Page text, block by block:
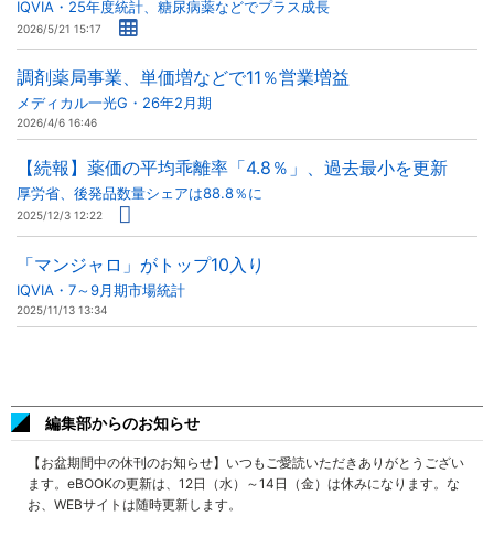
IQVIA・25年度統計、糖尿病薬などでプラス成長
2026/5/21 15:17
調剤薬局事業、単価増などで11％営業増益
メディカル一光G・26年2月期
2026/4/6 16:46
【続報】薬価の平均乖離率「4.8％」、過去最小を更新
厚労省、後発品数量シェアは88.8％に
2025/12/3 12:22
「マンジャロ」がトップ10入り
IQVIA・7～9月期市場統計
2025/11/13 13:34
編集部からのお知らせ
【お盆期間中の休刊のお知らせ】いつもご愛読いただきありがとうござい
ます。eBOOKの更新は、12日（水）～14日（金）は休みになります。な
お、WEBサイトは随時更新します。